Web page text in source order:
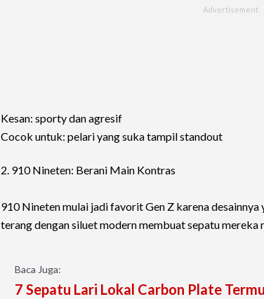
Kesan: sporty dan agresif
Cocok untuk: pelari yang suka tampil standout
2. 910 Nineten: Berani Main Kontras
910 Nineten mulai jadi favorit Gen Z karena
terang dengan siluet modern membuat sepatu mereka
Baca Juga:
7 Sepatu Lari Lokal Carbon Plate